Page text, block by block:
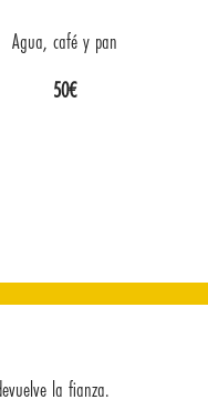
Agua, café y pan
50€
la fianza.